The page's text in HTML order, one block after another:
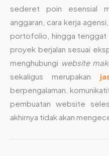
sederet poin esensial
anggaran, cara kerja
portofolio, hingga tenggat
proyek berjalan sesuai
menghubungi website
sekaligus merupakan
berpengalaman,
pembuatan website
akhirnya tidak akan